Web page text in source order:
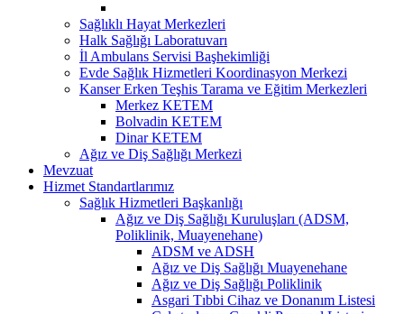
Sağlıklı Hayat Merkezleri
Halk Sağlığı Laboratuvarı
İl Ambulans Servisi Başhekimliği
Evde Sağlık Hizmetleri Koordinasyon Merkezi
Kanser Erken Teşhis Tarama ve Eğitim Merkezleri
Merkez KETEM
Bolvadin KETEM
Dinar KETEM
Ağız ve Diş Sağlığı Merkezi
Mevzuat
Hizmet Standartlarımız
Sağlık Hizmetleri Başkanlığı
Ağız ve Diş Sağlığı Kuruluşları (ADSM,
Poliklinik, Muayenehane)
ADSM ve ADSH
Ağız ve Diş Sağlığı Muayenehane
Ağız ve Diş Sağlığı Poliklinik
Asgari Tıbbi Cihaz ve Donanım Listesi